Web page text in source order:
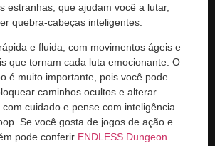
estranhas, que ajudam você a lutar,
quebra-cabeças inteligentes.
e fluida, com movimentos ágeis e
que tornam cada luta emocionante. O
é muito importante, pois você pode
caminhos ocultos e alterar
cuidado e pense com inteligência
Se você gosta de jogos de ação e
pode conferir ENDLESS Dungeon.